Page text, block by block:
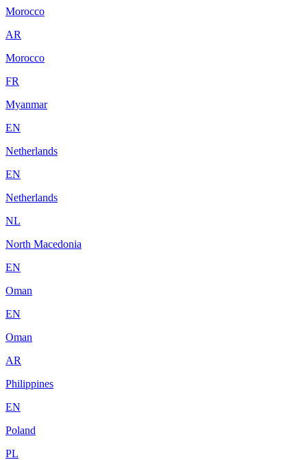
Morocco
AR
Morocco
FR
Myanmar
EN
Netherlands
EN
Netherlands
NL
North Macedonia
EN
Oman
EN
Oman
AR
Philippines
EN
Poland
PL